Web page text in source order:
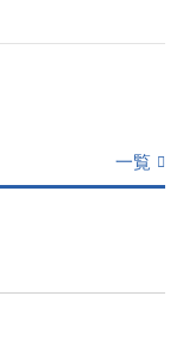
一覧